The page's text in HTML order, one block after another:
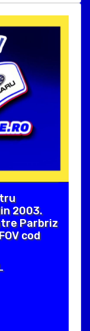
2003.
Parbriz
cod